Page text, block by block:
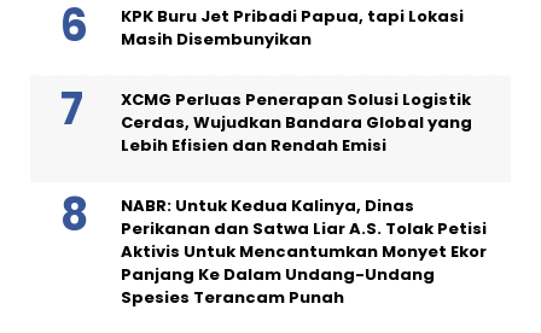
KPK Buru Jet Pribadi Papua, tapi Lokasi
Masih Disembunyikan
XCMG Perluas Penerapan Solusi Logistik
Cerdas, Wujudkan Bandara Global yang
Lebih Efisien dan Rendah Emisi
NABR: Untuk Kedua Kalinya, Dinas
Perikanan dan Satwa Liar A.S. Tolak Petisi
Aktivis Untuk Mencantumkan Monyet Ekor
Panjang Ke Dalam Undang-Undang
Spesies Terancam Punah